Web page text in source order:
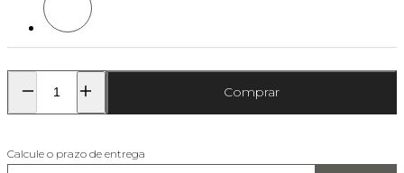
Comprar
Calcule o prazo de entrega